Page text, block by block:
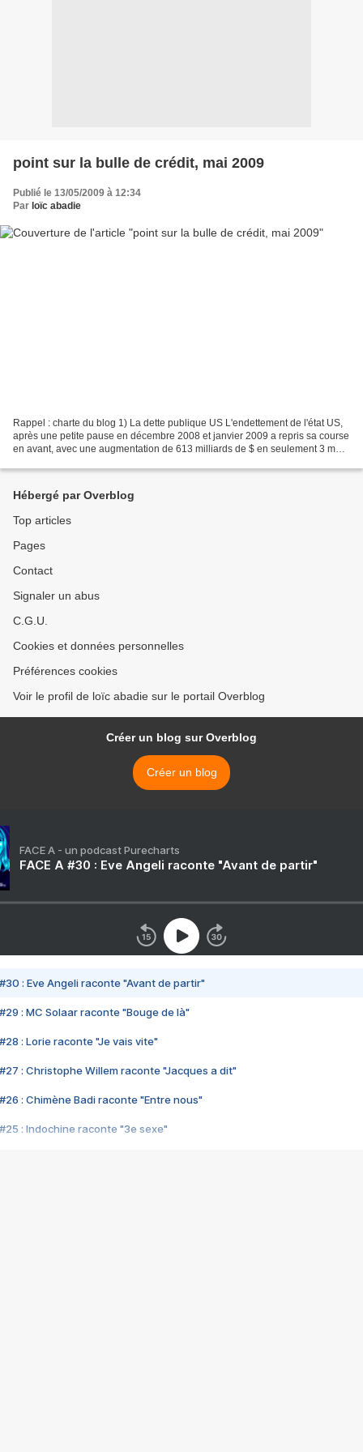
point sur la bulle de crédit, mai 2009
Publié le 13/05/2009 à 12:34
Par loïc abadie
Rappel : charte du blog 1) La dette publique US L'endettement de l'état US,
après une petite pause en décembre 2008 et janvier 2009 a repris sa course
en avant, avec une augmentation de 613 milliards de $ en seulement 3 mois
Hébergé par Overblog
Top articles
Pages
Contact
Signaler un abus
C.G.U.
Cookies et données personnelles
Préférences cookies
Voir le profil de loïc abadie sur le portail Overblog
Créer un blog sur Overblog
Créer un blog
FACE A - un podcast Purecharts
FACE A #30 : Eve Angeli raconte "Avant de partir"
#30 : Eve Angeli raconte "Avant de partir"
#29 : MC Solaar raconte "Bouge de là"
#28 : Lorie raconte "Je vais vite"
#27 : Christophe Willem raconte "Jacques a dit"
#26 : Chimène Badi raconte "Entre nous"
#25 : Indochine raconte "3e sexe"